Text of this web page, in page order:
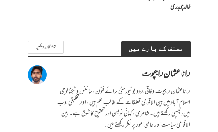
خالد چوہدری
مصنف کے بارے میں تمام تحاریر دیکھیں
رانا عثمان راجپوت
رانا عثمان راجپوت وفاقی اردو یونیورسٹی برائے فنون، سائنس و ٹیکنالوجی
اسلام آباد میں بین الاقوامی تعلقات کے طالب علم ہیں، اور تخلیقی ادب
میں دلچسپی رکھتے ہیں۔ شاعری، کہانی نویسی اور تحقیق کا شوق ہے۔ بین
الاقوامی سیاست اور عالمی امور پر نظر رکھتے ہیں۔